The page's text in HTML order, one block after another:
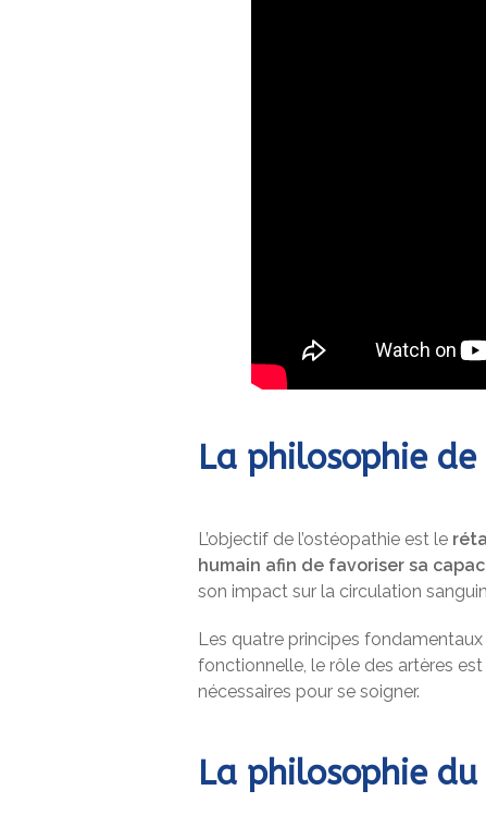
La philosophie de
L’objectif de l’ostéopathie est le
humain afin de favoriser sa
son impact sur la circulation
Les quatre principes
fonctionnelle, le rôle des artères est
nécessaires pour se soigner.
La philosophie